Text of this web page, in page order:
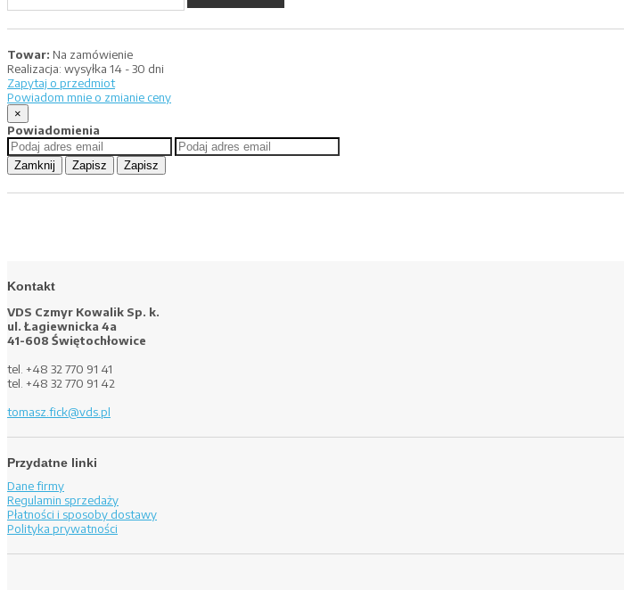
Towar: Na zamówienie
Realizacja: wysyłka 14 - 30 dni
Zapytaj o przedmiot
Powiadom mnie o zmianie ceny
×
Powiadomienia
Zamknij Zapisz Zapisz
Kontakt
VDS Czmyr Kowalik Sp. k.
ul. Łagiewnicka 4a
41-608 Świętochłowice
tel. +48 32 770 91 41
tel. +48 32 770 91 42
tomasz.fick@vds.pl
Przydatne linki
Dane firmy
Regulamin sprzedaży
Płatności i sposoby dostawy
Polityka prywatności